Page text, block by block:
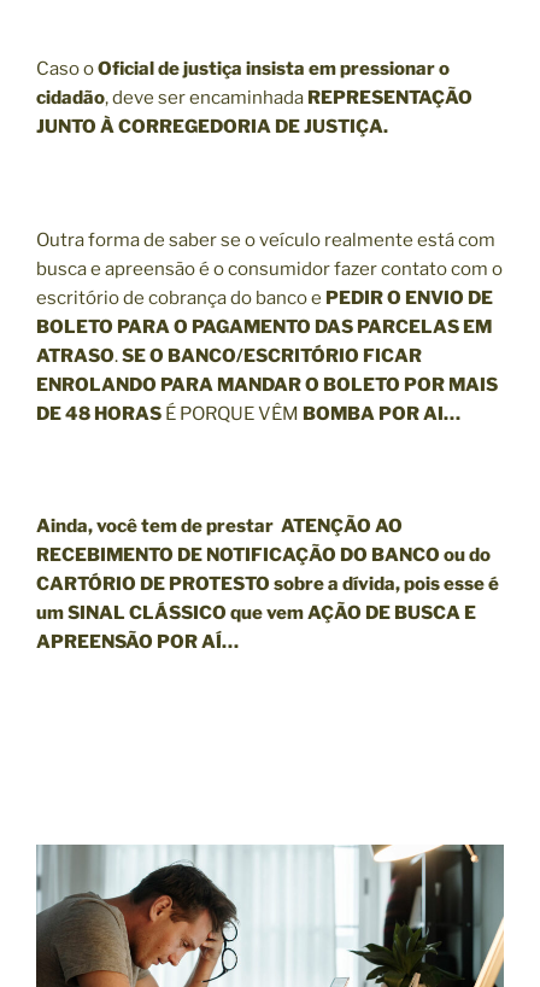
Caso oOficial de justiça insista em pressionar o
cidadão, deve ser encaminhada REPRESENTAÇÃO
JUNTO À CORREGEDORIA DE JUSTIÇA.
Outra forma de saber se o veículo realmente está com
busca e apreensão é o consumidor fazer contato com o
escritório de cobrança do banco e PEDIR O ENVIO DE
BOLETO PARA O PAGAMENTO DAS PARCELAS EM
ATRASO.SE O BANCO/ESCRITÓRIO FICAR
ENROLANDO PARA MANDAR O BOLETO POR MAIS
DE 48 HORAS É PORQUEVÊM BOMBA POR AI…
Ainda, você tem de prestar ATENÇÃO AO
RECEBIMENTO DE NOTIFICAÇÃO DO BANCO ou do
CARTÓRIO DE PROTESTO sobre a dívida, pois esse é
um SINAL CLÁSSICO que vemAÇÃO DE BUSCA E
APREENSÃO POR AÍ…